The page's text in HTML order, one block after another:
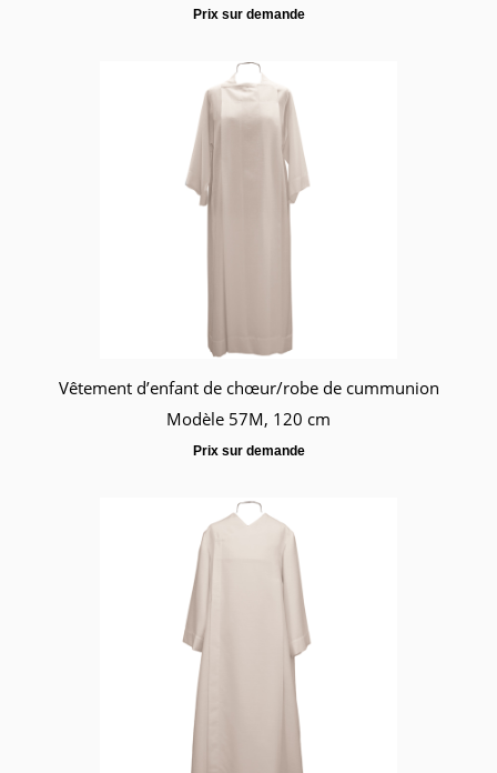
Prix sur demande
Vêtement d’enfant de chœur/robe de cummunion
Modèle 57M, 120 cm
Prix sur demande